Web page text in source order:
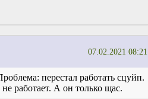
07.02.2021 08:21
перестал работать сцуйп.
работает. А он только щас.